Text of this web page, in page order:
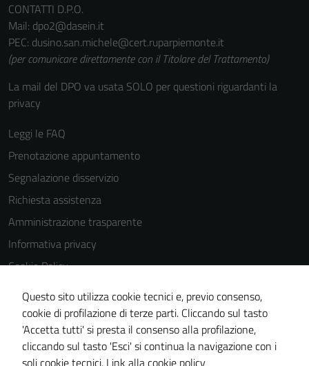
CONTATTI D.P.O.
Mail: dpo2@dasein.it
PEC: dusino.san.michele@cert.ruparpiemonte.it
(per comunicare direttamente con il Titolare del Trattamento)
La mail del DPO va usata SOLO per questioni riguardanti la
privacy
Leggi le FAQ
Prenotazione appuntamento
Segnalazione disservizio
Richiesta assistenza
Amministrazione trasparente
Informativa privacy
Cookie Policy
Note legali
Dichiarazione di accessibilità
Obiettivi di accessibilità
Piano di miglioramento del sito
Questo sito utilizza cookie tecnici e, previo consenso,
cookie di profilazione di terze parti. Cliccando sul tasto
'Accetta tutti' si presta il consenso alla profilazione,
cliccando sul tasto 'Esci' si continua la navigazione con i
soli cookie tecnici. Link alla cookie policy